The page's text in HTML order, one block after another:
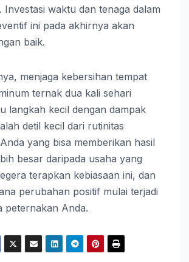
Investasi waktu dan tenaga dalam
ini pada akhirnya akan
baik.
menjaga kebersihan tempat
ternak dua kali sehari
langkah kecil dengan dampak
detil kecil dari rutinitas
yang bisa memberikan hasil
besar daripada usaha yang
terapkan kebiasaan ini, dan
perubahan positif mulai terjadi
peternakan Anda.